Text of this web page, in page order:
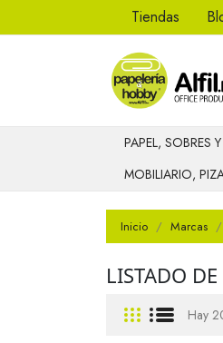
Tiendas
PAPEL, SOBRES
MOBILIARIO,
Inicio Marcas
LISTADO
Hay